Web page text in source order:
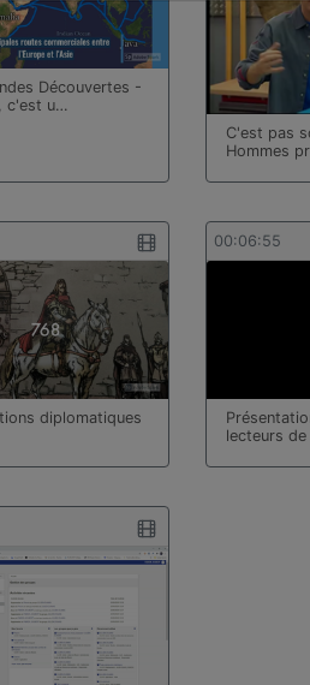
Découvertes -
c'est u…
C'est pas
Hommes
diplomatiques
00:06:55
lecteurs